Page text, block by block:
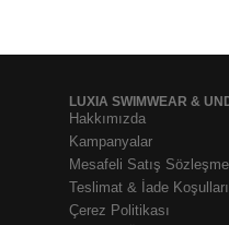
LUXIA SWIMWEAR &
Hakkımızda
Kampanyalar
Mesafeli Satış
Teslimat & İade Koşulları
Çerez Politikası